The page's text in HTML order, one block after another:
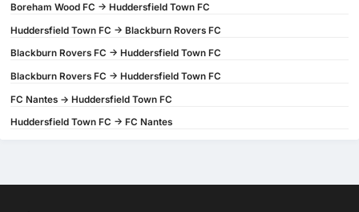
Boreham Wood FC -> Huddersfield Town FC
Huddersfield Town FC -> Blackburn Rovers FC
Blackburn Rovers FC -> Huddersfield Town FC
Blackburn Rovers FC -> Huddersfield Town FC
FC Nantes -> Huddersfield Town FC
Huddersfield Town FC -> FC Nantes